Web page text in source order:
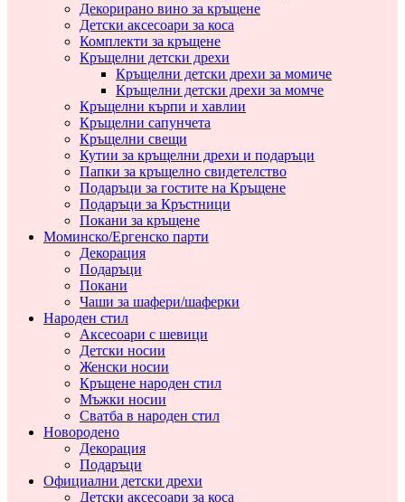
Декорирано вино за кръщене
Детски аксесоари за коса
Комплекти за кръщене
Кръщелни детски дрехи
Кръщелни детски дрехи за момиче
Кръщелни детски дрехи за момче
Кръщелни кърпи и хавлии
Кръщелни сапунчета
Кръщелни свещи
Кутии за кръщелни дрехи и подаръци
Папки за кръщелно свидетелство
Подаръци за гостите на Кръщене
Подаръци за Кръстници
Покани за кръщене
Моминско/Ергенско парти
Декорация
Подаръци
Покани
Чаши за шафери/шаферки
Народен стил
Аксесоари с шевици
Детски носии
Женски носии
Кръщене народен стил
Мъжки носии
Сватба в народен стил
Новородено
Декорация
Подаръци
Официални детски дрехи
Детски аксесоари за коса